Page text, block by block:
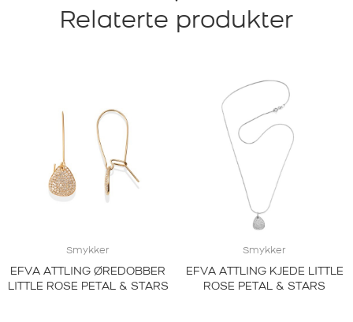
Relaterte produkter
Smykker
EFVA ATTLING ØREDOBBER
LITTLE ROSE PETAL & STARS
Smykker
EFVA ATTLING KJEDE LITTLE
ROSE PETAL & STARS